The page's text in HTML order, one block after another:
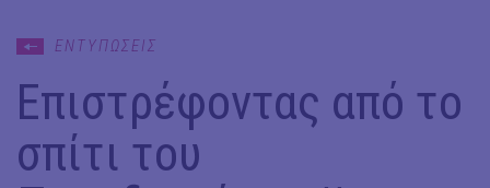
ΕΝΤΥΠΩΣΕΙΣ
Επιστρέφοντας από το
σπίτι του